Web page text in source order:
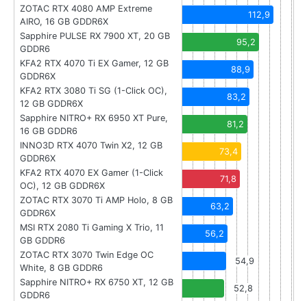
ZOTAC RTX 4080 AMP Extreme
AIRO, 16 GB GDDR6X
112,9
Sapphire PULSE RX 7900 XT, 20 GB
GDDR6
95,2
KFA2 RTX 4070 Ti EX Gamer, 12 GB
GDDR6X
88,9
KFA2 RTX 3080 Ti SG (1-Click OC),
12 GB GDDR6X
83,2
Sapphire NITRO+ RX 6950 XT Pure,
16 GB GDDR6
81,2
INNO3D RTX 4070 Twin X2, 12 GB
GDDR6X
73,4
KFA2 RTX 4070 EX Gamer (1-Click
OC), 12 GB GDDR6X
71,8
ZOTAC RTX 3070 Ti AMP Holo, 8 GB
GDDR6X
63,2
MSI RTX 2080 Ti Gaming X Trio, 11
GB GDDR6
56,2
ZOTAC RTX 3070 Twin Edge OC
White, 8 GB GDDR6
54,9
Sapphire NITRO+ RX 6750 XT, 12 GB
GDDR6
52,8